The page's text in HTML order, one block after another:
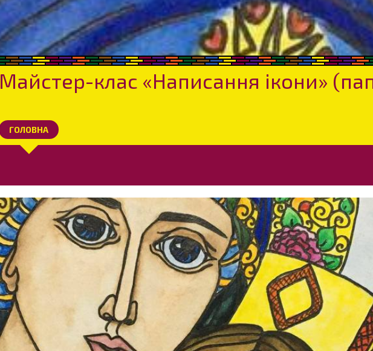
Майстер-клас «Написання ікони»
ГОЛОВНА